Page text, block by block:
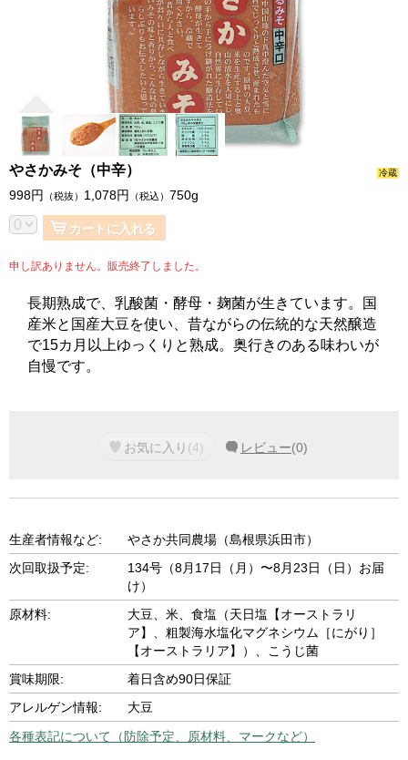
やさかみそ（中辛） 冷蔵
998円 （税抜） 1,078円 （税込） 750g
カートに入れる
申し訳ありません。販売終了しました。
長期熟成で、乳酸菌・酵母・麹菌が生きています。国
産米と国産大豆を使い、昔ながらの伝統的な天然醸造
で15カ月以上ゆっくりと熟成。奥行きのある味わいが
自慢です。
お気に入り (4) レビュー(0)
生産者情報など:
やさか共同農場（島根県浜田市）
次回取扱予定:
134号（8月17日（月）〜8月23日（日）お届
け）
原材料:
大豆、米、食塩（天日塩【オーストラリ
ア】、粗製海水塩化マグネシウム［にがり］
【オーストラリア】）、こうじ菌
賞味期限:
着日含め90日保証
アレルゲン情報:
大豆
各種表記について（防除予定、原材料、マークなど）